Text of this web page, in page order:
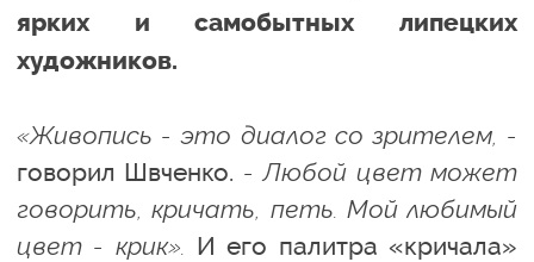
ярких и самобытных липецких
художников.
«Живопись - это диалог со зрителем, -
говорил Швченко. - Любой цвет может
говорить, кричать, петь. Мой любимый
цвет - крик». И его палитра «кричала»